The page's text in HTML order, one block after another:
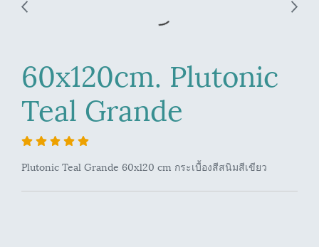
60x120cm. Plutonic
Teal Grande
Plutonic Teal Grande 60x120 cm กระเบื้องสีสนิมสีเขียว